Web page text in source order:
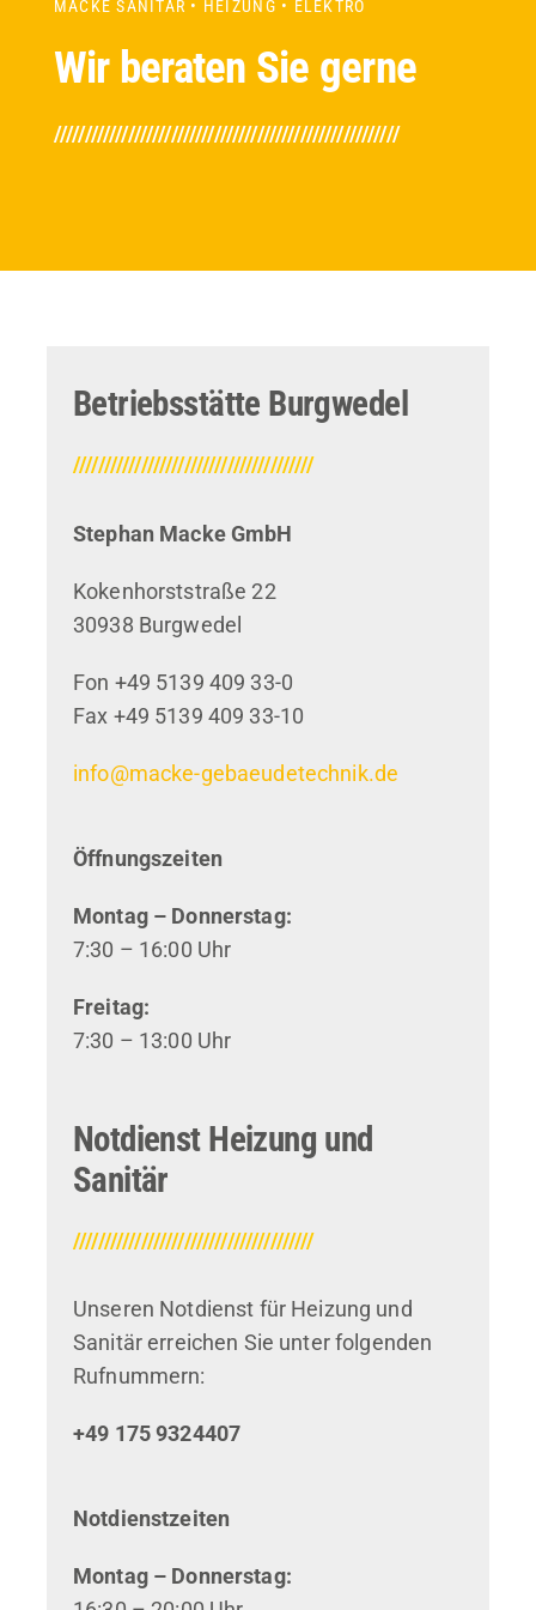
MACKE SANITÄR • HEIZUNG • ELEKTRO
Wir beraten Sie gerne
////////////////////////////////////////////////////////
Betriebsstätte Burgwedel
///////////////////////////////////////
Stephan Macke GmbH
Kokenhorststraße 22
30938 Burgwedel
Fon +49 5139 409 33-0
Fax +49 5139 409 33-10
info@macke-gebaeudetechnik.de
Öffnungszeiten
Montag – Donnerstag:
7:30 – 16:00 Uhr
Freitag:
7:30 – 13:00 Uhr
Notdienst Heizung und
Sanitär
///////////////////////////////////////
Unseren Notdienst für Heizung und
Sanitär erreichen Sie unter folgenden
Rufnummern:
+49 175 9324407
Notdienstzeiten
Montag – Donnerstag: